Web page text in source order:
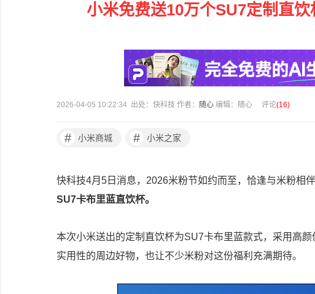
小米免费送10万个SU7定制直
2026-04-05 10:22:34 出处：快科技 作者： 随心 编辑：随心 评论(16)
# 小米商城 # 小米之家
快科技4月5日消息，2026米粉节如约而至，恰逢与米粉相伴
SU7卡布里蓝直饮杯。
本次小米送出的定制直饮杯为SU7卡布里蓝款式，采用高
实用性的周边好物，也让不少米粉对这份福利充满期待。